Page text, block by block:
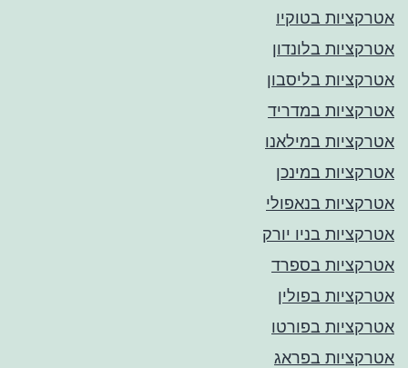
אטרקציות בטוקיו
אטרקציות בלונדון
אטרקציות בליסבון
אטרקציות במדריד
אטרקציות במילאנו
אטרקציות במינכן
אטרקציות בנאפולי
אטרקציות בניו יורק
אטרקציות בספרד
אטרקציות בפולין
אטרקציות בפורטו
אטרקציות בפראג